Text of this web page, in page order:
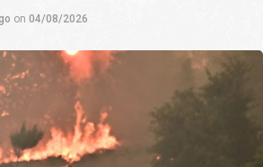
on 04/08/2026